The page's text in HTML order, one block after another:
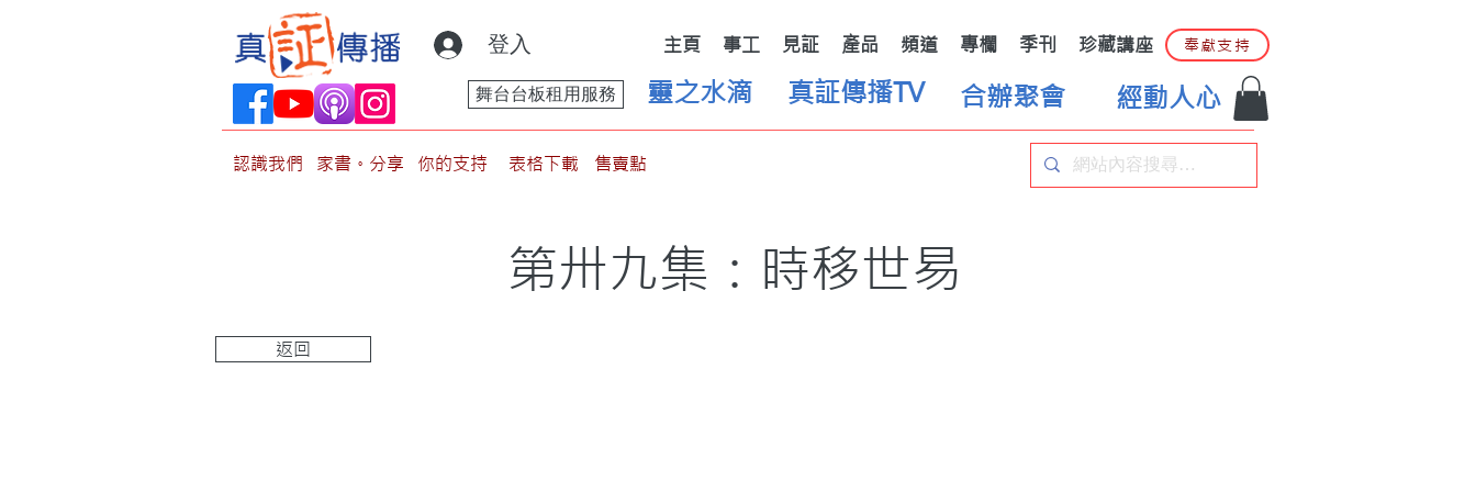
登入 主頁 事工 見証 產品 頻道 專欄 季刊 珍藏講座 奉獻支持
靈之水滴
舞台台板租用服務 真証傳播TV 合辦聚會 經動人心
認識我們 家書。分享 你的支持 表格下載 售賣點
第卅九集：時移世易
返回